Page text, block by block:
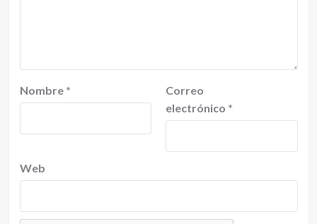
Nombre *
Correo
electrónico *
Web